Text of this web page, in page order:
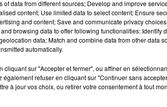
: à la boutique Tours de mains, en
à 18h. Il y aura aussi une tombola,
sur la Fontaine Saint-Éloi ce
des fêtes, ce dimanche de 9h à 17h,
à 16h. Le concert de la musique
of data from different sources; Develop and improve
content; Use limited data to select content; Ensure
and content; Save and communicate privacy
browsing data to offer following functionalities: Identify
data; Match and combine data from other data
automatically.
cliquant sur "Accepter et fermer", ou affiner en
également refuser en cliquant sur "Continuer sans
à jour vos choix, ou retirer votre consentement à tout